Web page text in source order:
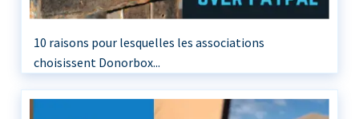
10 raisons pour lesquelles les associations
choisissent Donorbox...